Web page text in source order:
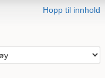
Hopp til innhold